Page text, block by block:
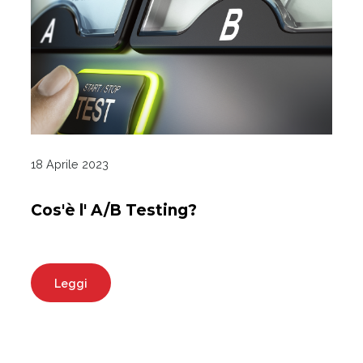
18 Aprile 2023
Cos'è l' A/B Testing?
Leggi